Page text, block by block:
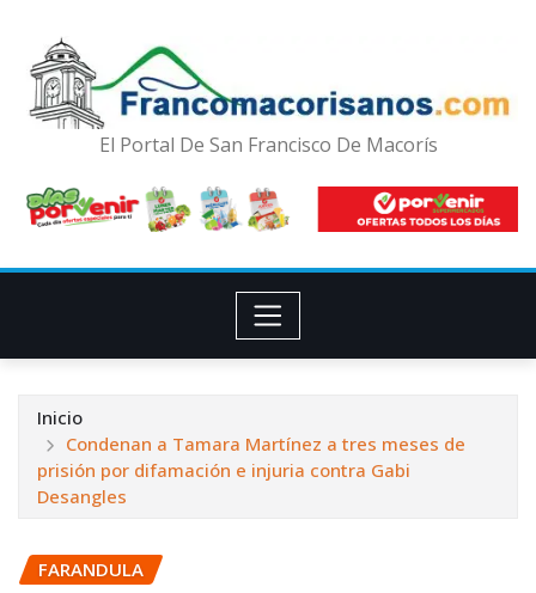
El Portal De San Francisco De Macorís
Inicio
Condenan a Tamara Martínez a tres meses de
prisión por difamación e injuria contra Gabi
Desangles
FARANDULA